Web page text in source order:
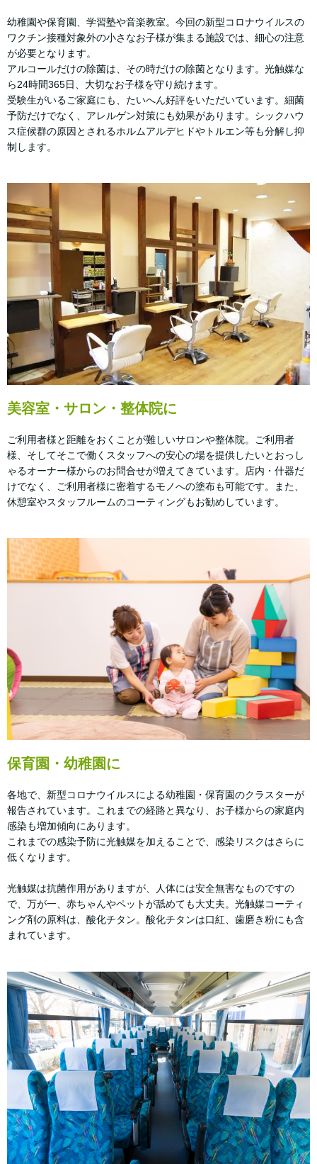
幼稚園や保育園、学習塾や音楽教室。今回の新型コロナウイルスの
ワクチン接種対象外の小さなお子様が集まる施設では、細心の注意
が必要となります。
アルコールだけの除菌は、その時だけの除菌となります。光触媒な
ら24時間365日、大切なお子様を守り続けます。
受験生がいるご家庭にも、たいへん好評をいただいています。細菌
予防だけでなく、アレルゲン対策にも効果があります。シックハウ
ス症候群の原因とされるホルムアルデヒドやトルエン等も分解し抑
制します。
美容室・サロン・整体院に
ご利用者様と距離をおくことが難しいサロンや整体院。ご利用者
様、そしてそこで働くスタッフへの安心の場を提供したいとおっし
ゃるオーナー様からのお問合せが増えてきています。店内・什器だ
けでなく、ご利用者様に密着するモノへの塗布も可能です。また、
休憩室やスタッフルームのコーティングもお勧めしています。
保育園・幼稚園に
各地で、新型コロナウイルスによる幼稚園・保育園のクラスターが
報告されています。これまでの経路と異なり、お子様からの家庭内
感染も増加傾向にあります。
これまでの感染予防に光触媒を加えることで、感染リスクはさらに
低くなります。
光触媒は抗菌作用がありますが、人体には安全無害なものですの
で、万が一、赤ちゃんやペットが舐めても大丈夫。光触媒コーティ
ング剤の原料は、酸化チタン。酸化チタンは口紅、歯磨き粉にも含
まれています。